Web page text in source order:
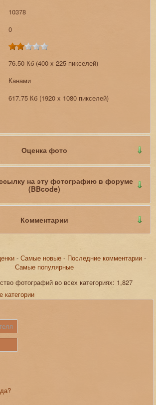
10378
0
76.50 Кб (400 x 225 пикселей)
Канами
617.75 Кб (1920 x 1080 пикселей)
Оценка фото
на эту фотографию в форуме
(BBcode)
Комментарии
JComments
- Самые новые - Последние комментарии -
Самые популярные
фотографий во всех категориях: 1,827
категории